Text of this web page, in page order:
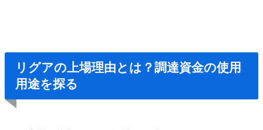
リグアの上場理由とは？調達資金の使用
用途を探る